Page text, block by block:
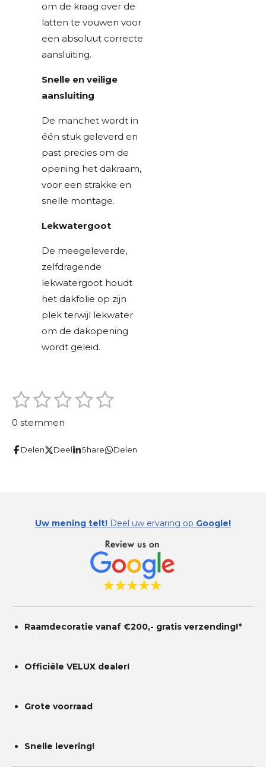
om de kraag over de
latten te vouwen voor
een absoluut correcte
aansluiting.
Snelle en veilige
aansluiting
De manchet wordt in
één stuk geleverd en
past precies om de
opening het dakraam,
voor een strakke en
snelle montage.
Lekwatergoot
De meegeleverde,
zelfdragende
lekwatergoot houdt
het dakfolie op zijn
plek terwijl lekwater
om de dakopening
wordt geleid.
R
e
n
1
s
e
2
s
e
n
3
s
e
n
4
e
e
n
5
e
e
n
S
e
0 stemmen
Delen Deel Share Delen
Uw mening telt! Deel uw ervaring op Google!
Raamdecoratie vanaf €200,- gratis verzending!*
Officiële VELUX dealer!
Grote voorraad
Snelle levering!